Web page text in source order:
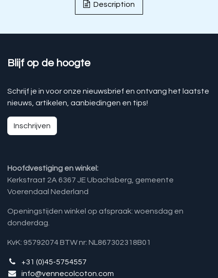
Description
Blijf op de hoogte
Schrijf je in voor onze nieuwsbrief en ontvang het laatste
nieuws, artikelen, aanbiedingen en tips!
Inschrijven
Hoofdvestiging en winkel:
Kerkstraat 2A 6367 JE Ubachsberg, gemeente
Voerendaal Nederland
Openingstijden winkel op afspraak: woensdag en
donderdag.
KvK: 95792074 BTW nr: NL867302318B01
+31 (0)45-5754557
info@vennecolcoton.com